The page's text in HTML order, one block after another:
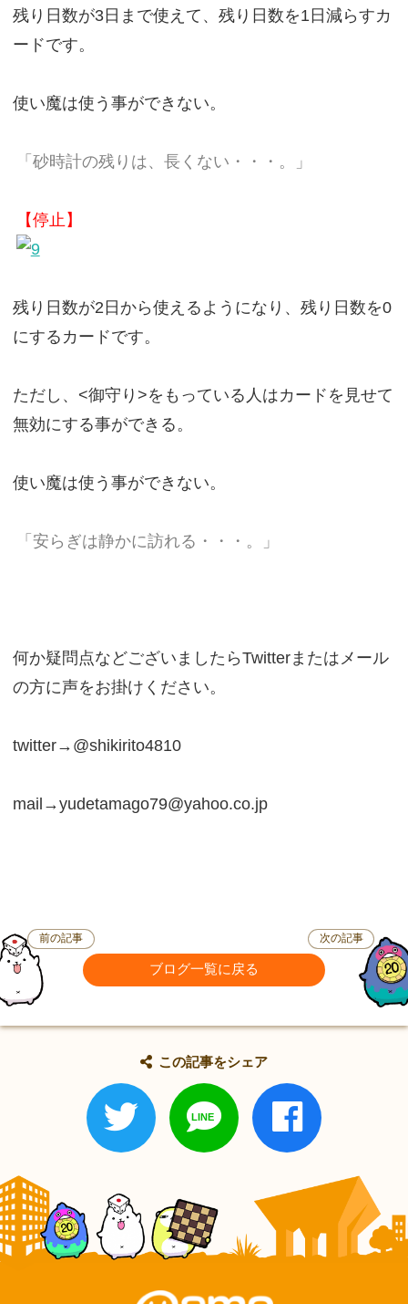
残り日数が3日まで使えて、残り日数を1日減らすカ
ードです。
使い魔は使う事ができない。
「砂時計の残りは、長くない・・・。」
【停止】
残り日数が2日から使えるようになり、残り日数を0
にするカードです。
ただし、<御守り>をもっている人はカードを見せて
無効にする事ができる。
使い魔は使う事ができない。
「安らぎは静かに訪れる・・・。」
何か疑問点などございましたらTwitterまたはメール
の方に声をお掛けください。
twitter→@shikirito4810
mail→yudetamago79@yahoo.co.jp
前の記事
ブログ一覧に戻る
次の記事
この記事をシェア